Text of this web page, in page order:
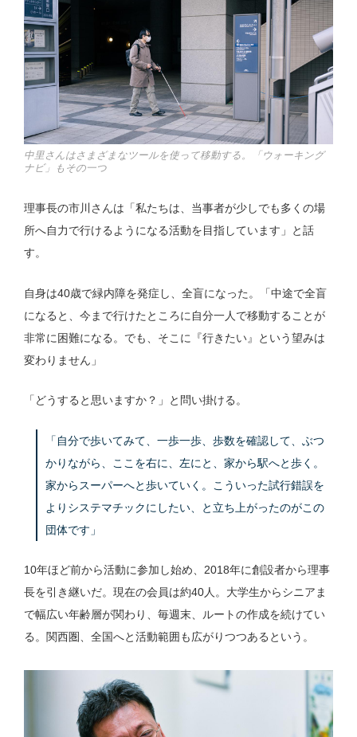
中里さんはさまざまなツールを使って移動する。「ウォーキング
ナビ」もその一つ
理事長の市川さんは「私たちは、当事者が少しでも多くの場
所へ自力で行けるようになる活動を目指しています」と話
す。
自身は40歳で緑内障を発症し、全盲になった。「中途で全盲
になると、今まで行けたところに自分一人で移動することが
非常に困難になる。でも、そこに『行きたい』という望みは
変わりません」
「どうすると思いますか？」と問い掛ける。
「自分で歩いてみて、一歩一歩、歩数を確認して、ぶつ
かりながら、ここを右に、左にと、家から駅へと歩く。
家からスーパーへと歩いていく。こういった試行錯誤を
よりシステマチックにしたい、と立ち上がったのがこの
団体です」
10年ほど前から活動に参加し始め、2018年に創設者から理事
長を引き継いだ。現在の会員は約40人。大学生からシニアま
で幅広い年齢層が関わり、毎週末、ルートの作成を続けてい
る。関西圏、全国へと活動範囲も広がりつつあるという。